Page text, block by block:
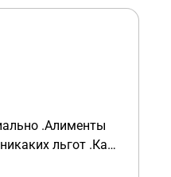
льгот .Как